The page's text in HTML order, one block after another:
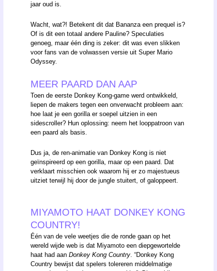
jaar oud is.
Wacht, wat?! Betekent dit dat Bananza een prequel is?
Of is dit een totaal andere Pauline? Speculaties
genoeg, maar één ding is zeker: dit was even slikken
voor fans van de volwassen versie uit Super Mario
Odyssey.
MEER PAARD DAN AAP
Toen de eerste Donkey Kong-game werd ontwikkeld,
liepen de makers tegen een onverwacht probleem aan:
hoe laat je een gorilla er soepel uitzien in een
sidescroller? Hun oplossing: neem het looppatroon van
een paard als basis.
Dus ja, de ren-animatie van Donkey Kong is niet
geïnspireerd op een gorilla, maar op een paard. Dat
verklaart misschien ook waarom hij er zo majestueus
uitziet terwijl hij door de jungle stuitert, of galoppeert.
MIYAMOTO HAAT DONKEY KONG
COUNTRY!
Één van de vele weetjes die de ronde gaan op het
wereld wijde web is dat Miyamoto een diepgewortelde
haat had aan Donkey Kong Country. “Donkey Kong
Country bewijst dat spelers tolereren middelmatige